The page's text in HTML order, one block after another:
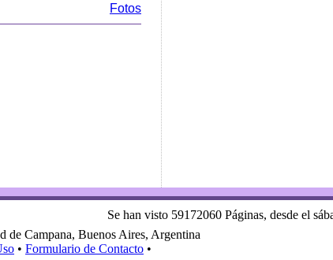
Fotos
Se han visto 59172060 Páginas, desde el
de Campana, Buenos Aires, Argentina
• Formulario de Contacto •